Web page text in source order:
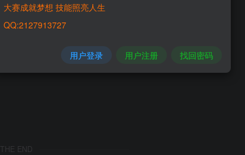
THE END
大赛成就梦想 技能照亮人生
QQ:2127913727
用户登录 用户注册 找回密码